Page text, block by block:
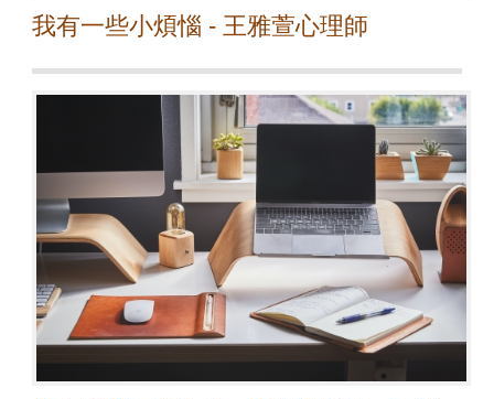
我有一些小煩惱 - 王雅萱心理師